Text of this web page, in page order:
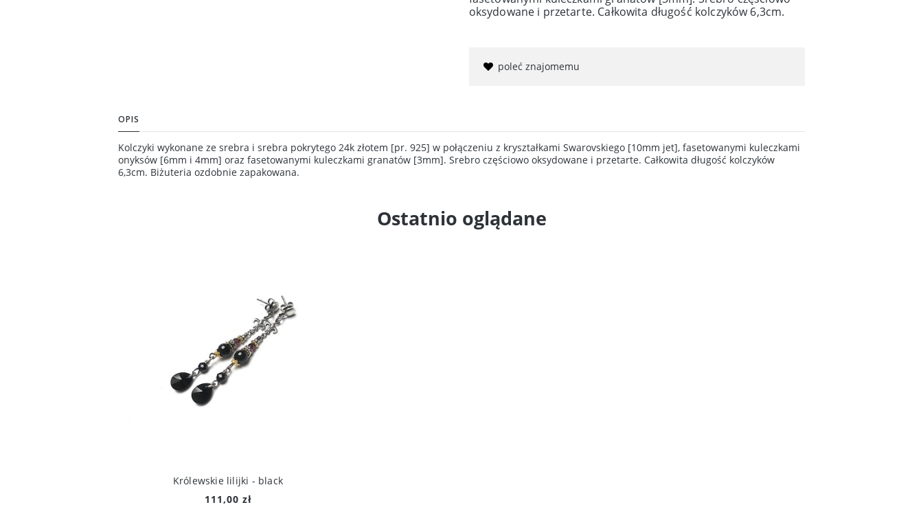
oksydowane i przetarte. Całkowita długość kolczyków 6,3cm.
poleć znajomemu
OPIS
Kolczyki wykonane ze srebra i srebra pokrytego 24k złotem [pr. 925] w połączeniu z kryształkami Swarovskiego [10mm jet], fasetowanymi kuleczkami
onyksów [6mm i 4mm] oraz fasetowanymi kuleczkami granatów [3mm]. Srebro częściowo oksydowane i przetarte. Całkowita długość kolczyków
6,3cm. Biżuteria ozdobnie zapakowana.
Ostatnio oglądane
Królewskie lilijki - black
111,00 zł